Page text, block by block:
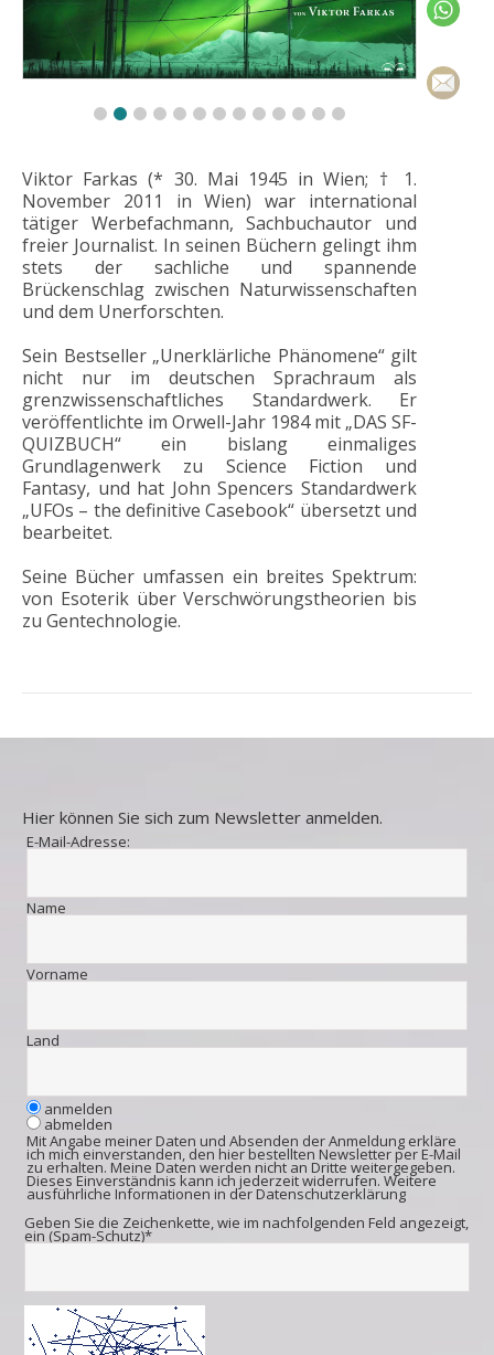
Viktor Farkas (* 30. Mai 1945 in Wien; † 1.
November 2011 in Wien) war international
tätiger Werbefachmann, Sachbuchautor und
freier Journalist. In seinen Büchern gelingt ihm
stets der sachliche und spannende
Brückenschlag zwischen Naturwissenschaften
und dem Unerforschten.
Sein Bestseller „Unerklärliche Phänomene“ gilt
nicht nur im deutschen Sprachraum als
grenzwissenschaftliches Standardwerk. Er
veröffentlichte im Orwell-Jahr 1984 mit „DAS SF-
QUIZBUCH“ ein bislang einmaliges
Grundlagenwerk zu Science Fiction und
Fantasy, und hat John Spencers Standardwerk
„UFOs – the definitive Casebook“ übersetzt und
bearbeitet.
Seine Bücher umfassen ein breites Spektrum:
von Esoterik über Verschwörungstheorien bis
zu Gentechnologie.
Hier können Sie sich zum Newsletter anmelden.
E-Mail-Adresse:
Name
Vorname
Land
anmelden
abmelden
Mit Angabe meiner Daten und Absenden der Anmeldung erkläre
ich mich einverstanden, den hier bestellten Newsletter per E-Mail
zu erhalten. Meine Daten werden nicht an Dritte weitergegeben.
Dieses Einverständnis kann ich jederzeit widerrufen. Weitere
ausführliche Informationen in der Datenschutzerklärung
Geben Sie die Zeichenkette, wie im nachfolgenden Feld angezeigt,
ein (Spam-Schutz)*